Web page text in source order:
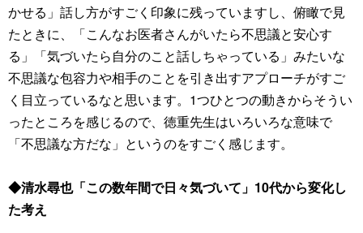
かせる」話し方がすごく印象に残っていますし、俯瞰で見
たときに、「こんなお医者さんがいたら不思議と安心す
る」「気づいたら自分のこと話しちゃっている」みたいな
不思議な包容力や相手のことを引き出すアプローチがすご
く目立っているなと思います。1つひとつの動きからそうい
ったところを感じるので、徳重先生はいろいろな意味で
「不思議な方だな」というのをすごく感じます。
◆清水尋也「この数年間で日々気づいて」10代から変化し
た考え